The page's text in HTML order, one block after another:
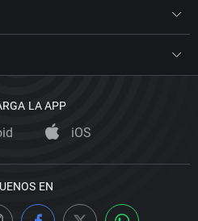
LA APP
iOS
EN